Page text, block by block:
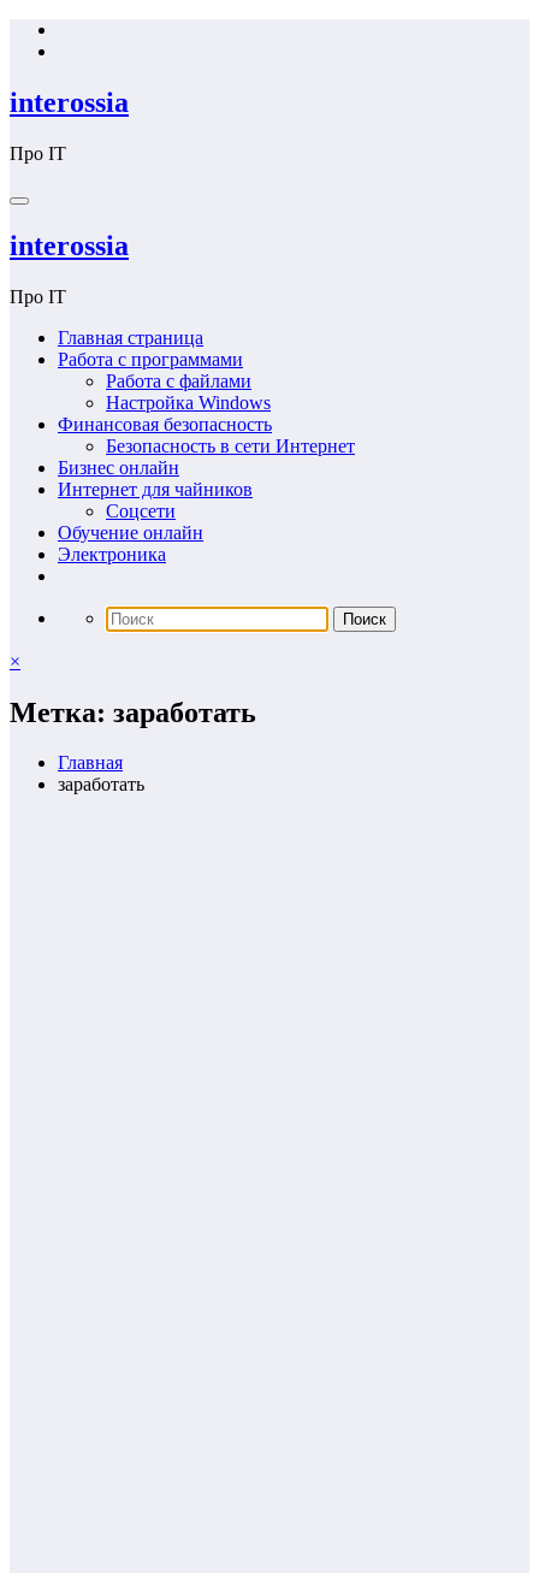
Перейти
interossia
Про IT
interossia
Про IT
Главная страница
Работа с программами
Работа с файлами
Настройка Windows
Финансовая безопасность
Безопасность в сети Интернет
Бизнес онлайн
Интернет для чайников
Соцсети
Обучение онлайн
Электроника
×
Метка: заработать
Главная
заработать